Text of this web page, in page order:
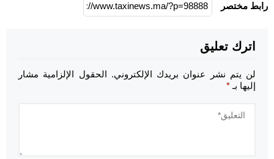
رابط مختصر
اترك تعليق
لن يتم نشر عنوان بريدك الإلكتروني. الحقول الإلزامية مشار
إليها بـ *